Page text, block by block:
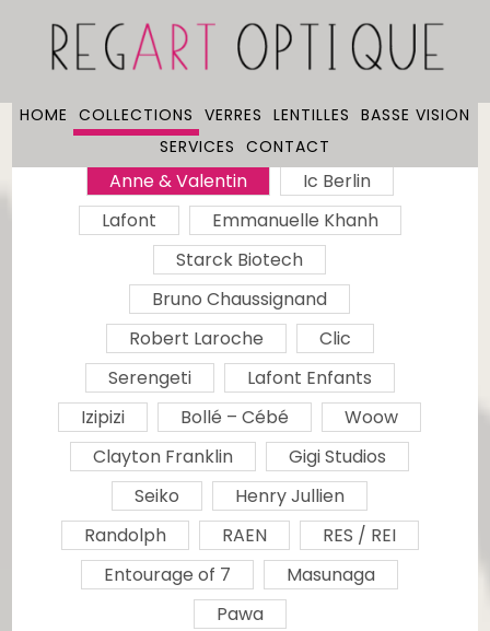
HOME COLLECTIONS VERRES LENTILLES BASSE VISION
SERVICES CONTACT
Anne & Valentin
Ic Berlin
Lafont
Emmanuelle Khanh
Starck Biotech
Bruno Chaussignand
Robert Laroche
Clic
Serengeti
Lafont Enfants
Izipizi
Bollé – Cébé
Woow
Clayton Franklin
Gigi Studios
Seiko
Henry Jullien
Randolph
RAEN
RES / REI
Entourage of 7
Masunaga
Pawa